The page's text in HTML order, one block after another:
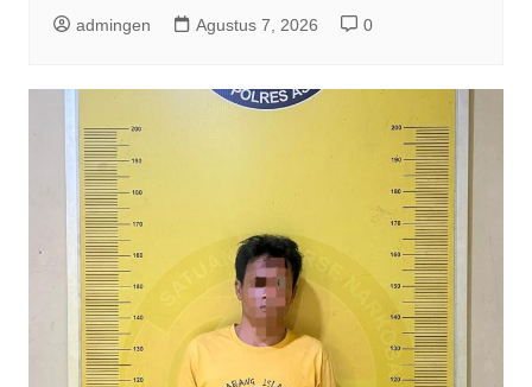
admingen Agustus 7, 2026 0